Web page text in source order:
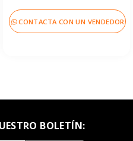
CONTACTA CON UN VENDEDOR
BOLETÍN: